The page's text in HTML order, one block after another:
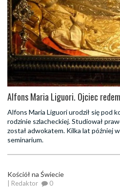
Alfons Maria Liguori. Ojciec
Alfons Maria Liguori urodził się pod
rodzinie szlacheckiej. Studiował
został adwokatem. Kilka lat później
seminarium.
Kościół na Świecie
| Redaktor 0